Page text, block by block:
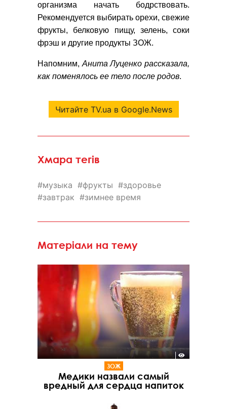
организма начать бодрствовать.
Рекомендуется выбирать орехи, свежие
фрукты, белковую пищу, зелень, соки
фрэш и другие продукты ЗОЖ.
Напомним, Анита Луценко рассказала,
как поменялось ее тело после родов.
Читайте TV.ua в Google.News
Хмара тегів
музыка фрукты
здоровье
завтрак
зимнее время
Матеріали на тему
ЗОЖ
Медики назвали самый
вредный для сердца напиток